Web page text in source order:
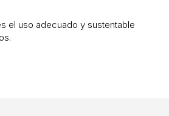
el uso adecuado y sustentable